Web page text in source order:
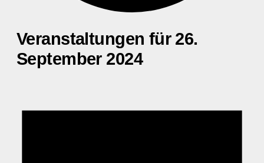
Veranstaltungen für 26.
September 2024